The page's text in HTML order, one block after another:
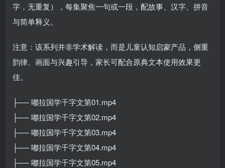
字，无重复），每集聚焦一句或一段，配故事、汉字、拼音
与简单释义。
注意：该系列并非学术解读，而是儿童认知启蒙产品，侧重
韵律、画面与兴趣引导，家长可配合原典文本使用效果更
佳。
├── 嘟拉国学千字文第01.mp4
├── 嘟拉国学千字文第02.mp4
├── 嘟拉国学千字文第03.mp4
├── 嘟拉国学千字文第04.mp4
├── 嘟拉国学千字文第05.mp4